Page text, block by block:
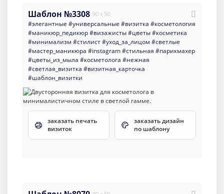
Шаблон №3308 90 x 50
#элегантные #универсальные #визитка #косметология
#маникюр_педикюр#визажисты#цветы#косметика
#минимализм #стилист#уход_за_лицом #светлые
#мастер_маникюра #instagram#стильная #парикмахер
#цветы_из_мыла #косметолога #нежная
#светлая_визитка #визитная_карточка
#шаблон_визитки
заказать печать
визиток
заказать дизайн
по шаблону